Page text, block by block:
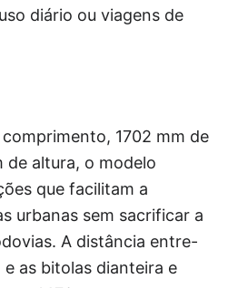
diário ou viagens de
1702 mm de
de altura, o modelo
que facilitam a
urbanas sem sacrificar a
A distância entre-
as bitolas dianteira e